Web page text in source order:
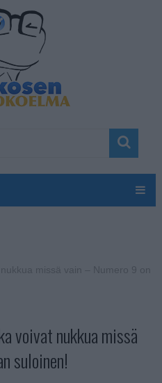
voivat nukkua missä
suloinen!